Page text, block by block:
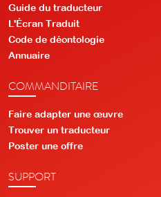
Guide du traducteur
L'Écran Traduit
Code de déontologie
Annuaire
COMMANDITAIRE
Faire adapter une œuvre
Trouver un traducteur
Poster une offre
SUPPORT